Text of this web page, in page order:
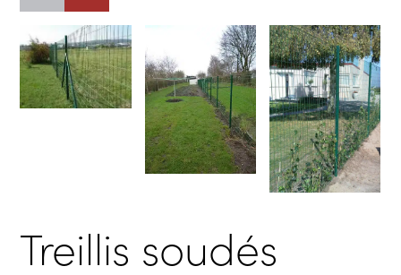
Treillis soudés